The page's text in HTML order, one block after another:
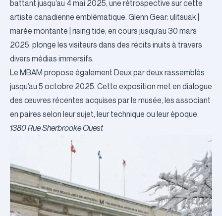
battant jusqu’au 4 mai 2025, une rétrospective sur cette
artiste canadienne emblématique. Glenn Gear: ulitsuak |
marée montante | rising tide, en cours jusqu’au 30 mars
2025, plonge les visiteurs dans des récits inuits à travers
divers médias immersifs.
Le MBAM propose également Deux par deux rassemblés
jusqu’au 5 octobre 2025. Cette exposition met en dialogue
des œuvres récentes acquises par le musée, les associant
en paires selon leur sujet, leur technique ou leur époque.
1380 Rue Sherbrooke Ouest